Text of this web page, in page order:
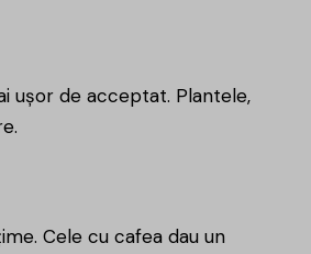
ușor de acceptat. Plantele,
Cele cu cafea dau un